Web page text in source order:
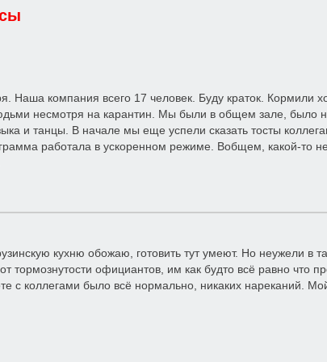
Наша компания всего 17 человек. Буду краток. Кормили
несмотря на карантин. Мы были в общем зале, было
и танцы. В начале мы еще успели сказать тосты
работала в ускоренном режиме. Вобщем, какой-то
кухню обожаю, готовить тут умеют. Но неужели в
тормознутости официантов, им как будто всё равно что
с коллегами было всё нормально, никаких нареканий.